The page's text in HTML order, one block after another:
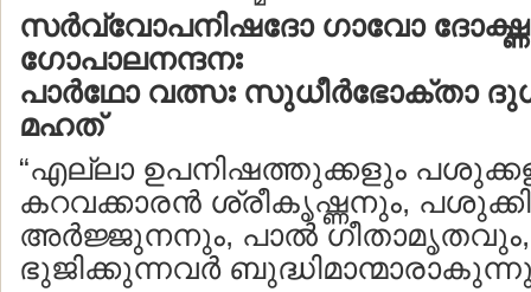
സര്‍വ്വോപനിഷദോ ഗാവോ
ഗോപാലനന്ദനഃ
പാര്‍ഥോ വത്സഃ സുധീര്‍ഭോക്താ
മഹത്
“എല്ലാ ഉപനിഷത്തുക്കളും
കറവക്കാരന്‍ ശ്രീകൃഷ്ണനും,
അര്‍ജ്ജുനനും, പാല്‍
ഭുജിക്കുന്നവര്‍